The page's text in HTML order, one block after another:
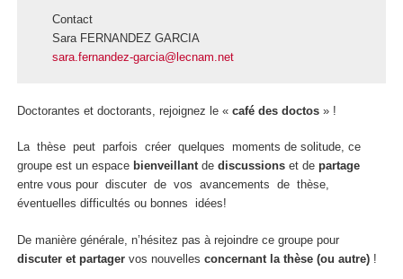
Contact
Sara FERNANDEZ GARCIA
sara.fernandez-garcia@lecnam.net
Doctorantes et doctorants, rejoignez le « café des doctos » !
La thèse peut parfois créer quelques moments de solitude, ce
groupe est un espace bienveillant de discussions et de partage
entre vous pour discuter de vos avancements de thèse,
éventuelles difficultés ou bonnes idées!
De manière générale, n’hésitez pas à rejoindre ce groupe pour
discuter et partager vos nouvelles concernant la thèse (ou autre) !